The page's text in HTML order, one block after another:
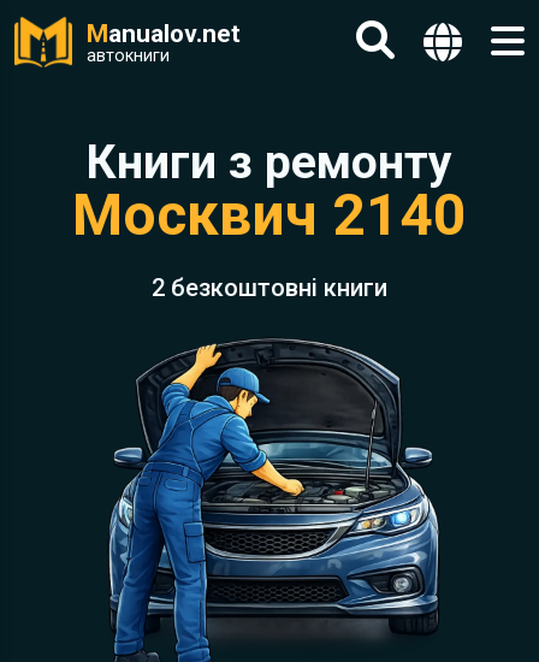
Manualov.net
автокниги
Книги з ремонту
Москвич 2140
2 безкоштовні книги